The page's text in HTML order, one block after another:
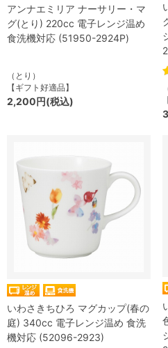
アンナエミリア ナーサリー・マ
グ(とり) 220cc 電子レンジ温め
食洗機対応 (51950-2924P)
（とり）
【ギフト好適品】
2,200円(税込)
いわさきちひろ マグカップ(春の
庭) 340cc 電子レンジ温め 食洗
機対応 (52096-2923)